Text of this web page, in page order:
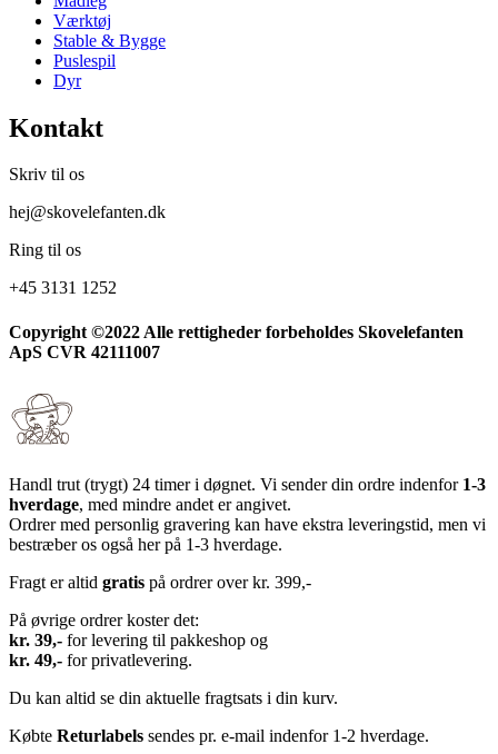
Værktøj
Stable & Bygge
Puslespil
Dyr
Kontakt
Skriv til os
hej@skovelefanten.dk
Ring til os
+45 3131 1252
Copyright ©2022 Alle rettigheder forbeholdes Skovelefanten
ApS CVR 42111007
Handl trut (trygt) 24 timer i døgnet. Vi sender din ordre indenfor 1-3
hverdage, med mindre andet er angivet.
Ordrer med personlig gravering kan have ekstra leveringstid, men vi
bestræber os også her på 1-3 hverdage.
Fragt er altid gratis på ordrer over kr. 399,-
På øvrige ordrer koster det:
kr. 39,- for levering til pakkeshop og
kr. 49,- for privatlevering.
Du kan altid se din aktuelle fragtsats i din kurv.
Købte Returlabels sendes pr. e-mail indenfor 1-2 hverdage.